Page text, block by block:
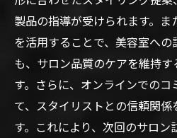
製品の指導が受けられます。
を活用することで、美容室へ
も、サロン品質のケアを維持
す。さらに、オンラインでの
て、スタイリストとの信頼関
す。これにより、次回のサロ